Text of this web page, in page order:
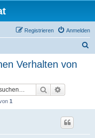
Anmelden
Registrieren
Verhalten von
Suche
1